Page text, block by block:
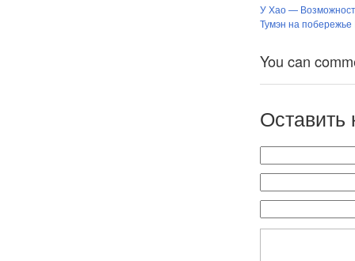
У Хао —
Тумэн на побережье
You can
Оставить